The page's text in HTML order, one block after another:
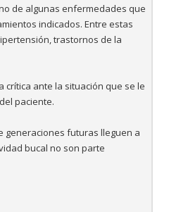
de algunas enfermedades que
indicados. Entre estas
trastornos de la
ante la situación que se le
paciente.
generaciones futuras lleguen a
bucal no son parte